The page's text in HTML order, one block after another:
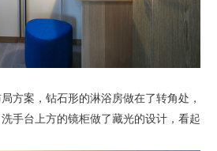
方案，钻石形的淋浴房做在了转角处，
手台上方的镜柜做了藏光的设计，看起